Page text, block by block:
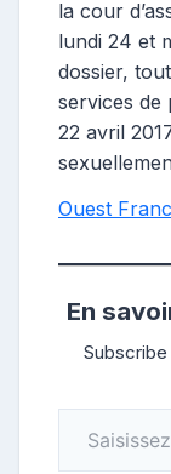
la cour
lundi 24 et
dossier,
services de
22 avril
Ouest
En
Saisissez votre adresse e-mail…